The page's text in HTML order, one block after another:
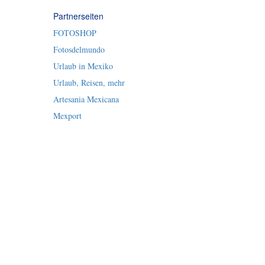
Partnerseiten
FOTOSHOP
Fotosdelmundo
Urlaub in Mexiko
Urlaub, Reisen, mehr
Artesania Mexicana
Mexport